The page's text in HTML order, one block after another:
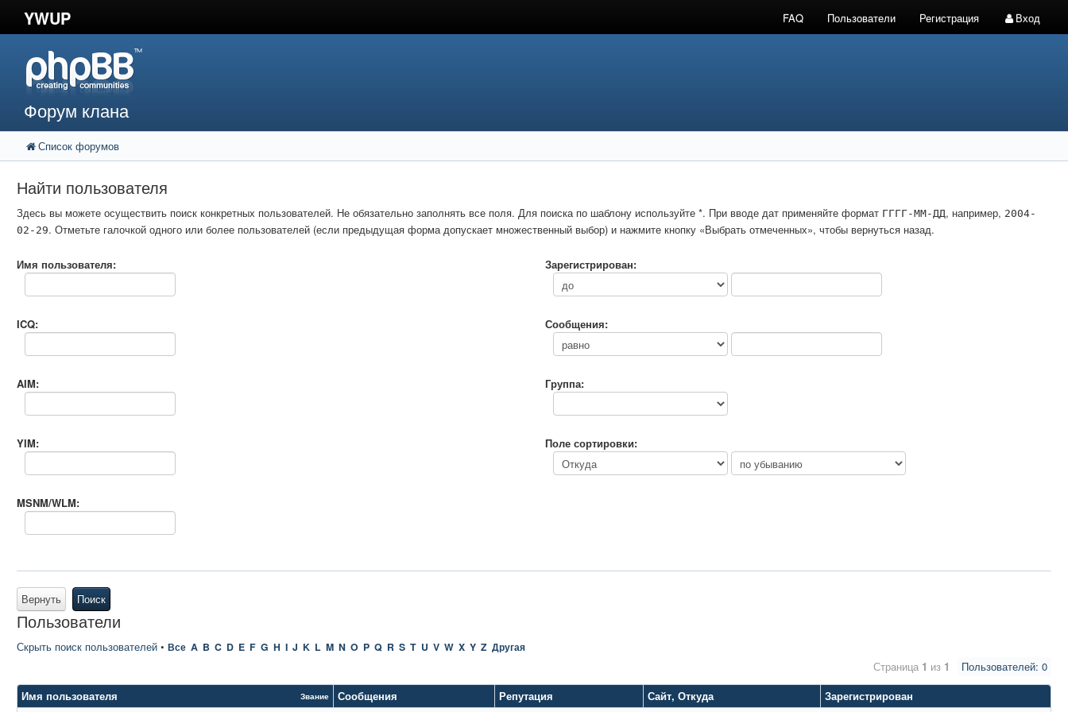
YWUP FAQ Пользователи Регистрация Вход
Форум клана
Список форумов
Найти пользователя
Здесь вы можете осуществить поиск конкретных пользователей. Не обязательно заполнять все поля. Для поиска по шаблону используйте *. При вводе дат применяйте формат ГГГГ-ММ-ДД, например, 2004-
02-29. Отметьте галочкой одного или более пользователей (если предыдущая форма допускает множественный выбор) и нажмите кнопку «Выбрать отмеченных», чтобы вернуться назад.
Имя пользователя:
ICQ:
AIM:
YIM:
MSNM/WLM:
Зарегистрирован:
Сообщения:
Группа:
Поле сортировки:
Вернуть Поиск
Пользователи
Скрыть поиск пользователей • Все A B C D E F G H I J K L M N O P Q R S T U V W X Y Z Другая
Пользователей: 0
Страница 1 из 1
Имя пользователя
Звание Сообщения Репутация Сайт, Откуда
Зарегистрирован